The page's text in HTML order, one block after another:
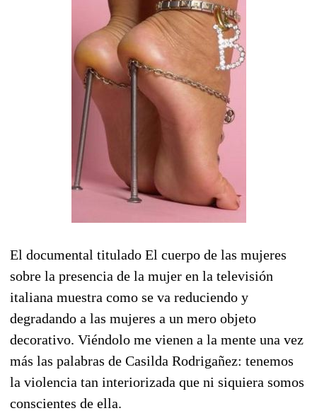
El documental titulado El cuerpo de las mujeres
sobre la presencia de la mujer en la televisión
italiana muestra como se va reduciendo y
degradando a las mujeres a un mero objeto
decorativo. Viéndolo me vienen a la mente una vez
más las palabras de Casilda Rodrigañez: tenemos
la violencia tan interiorizada que ni siquiera somos
conscientes de ella.